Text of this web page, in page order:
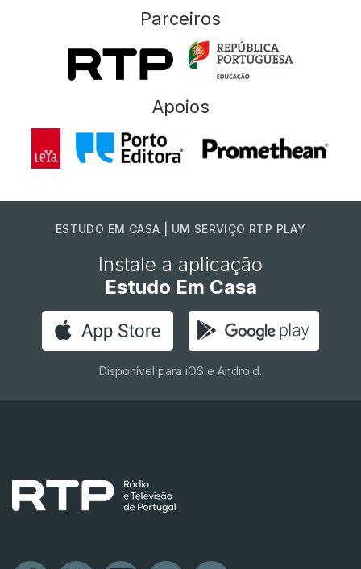
Parceiros
Apoios
ESTUDO EM CASA | UM SERVIÇO RTP PLAY
Instale a aplicação
Estudo Em Casa
Disponível para iOS e Android.